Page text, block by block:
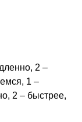
2 –
1 –
2 – быстрее,